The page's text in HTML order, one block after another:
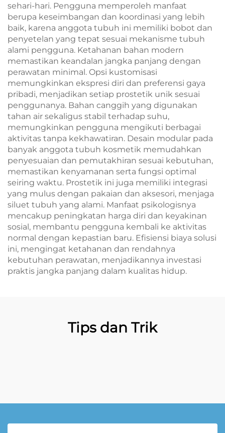
sehari-hari. Pengguna memperoleh manfaat
berupa keseimbangan dan koordinasi yang lebih
baik, karena anggota tubuh ini memiliki bobot dan
penyetelan yang tepat sesuai mekanisme tubuh
alami pengguna. Ketahanan bahan modern
memastikan keandalan jangka panjang dengan
perawatan minimal. Opsi kustomisasi
memungkinkan ekspresi diri dan preferensi gaya
pribadi, menjadikan setiap prostetik unik sesuai
penggunanya. Bahan canggih yang digunakan
tahan air sekaligus stabil terhadap suhu,
memungkinkan pengguna mengikuti berbagai
aktivitas tanpa kekhawatiran. Desain modular pada
banyak anggota tubuh kosmetik memudahkan
penyesuaian dan pemutakhiran sesuai kebutuhan,
memastikan kenyamanan serta fungsi optimal
seiring waktu. Prostetik ini juga memiliki integrasi
yang mulus dengan pakaian dan aksesori, menjaga
siluet tubuh yang alami. Manfaat psikologisnya
mencakup peningkatan harga diri dan keyakinan
sosial, membantu pengguna kembali ke aktivitas
normal dengan kepastian baru. Efisiensi biaya solusi
ini, mengingat ketahanan dan rendahnya
kebutuhan perawatan, menjadikannya investasi
praktis jangka panjang dalam kualitas hidup.
Tips dan Trik